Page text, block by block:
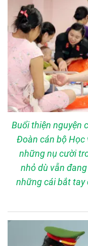
Buổi thiện nguyện
Đoàn cán bộ Học
những nụ cười
nhỏ dù vẫn
những cái bắt tay